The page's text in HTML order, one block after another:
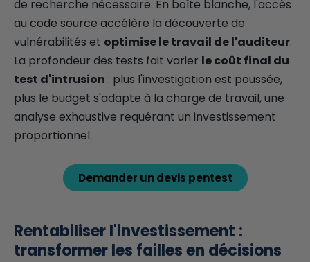
de recherche nécessaire. En boîte blanche, l'accès
au code source accélère la découverte de
vulnérabilités et optimise le travail de l'auditeur.
La profondeur des tests fait varier le coût final du
test d'intrusion : plus l'investigation est poussée,
plus le budget s'adapte à la charge de travail, une
analyse exhaustive requérant un investissement
proportionnel.
Demander un devis pentest
Rentabiliser l'investissement :
transformer les failles en décisions